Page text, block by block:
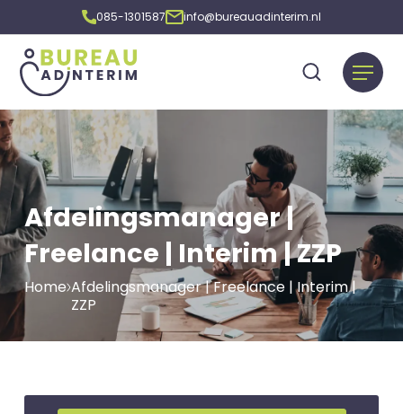
085-1301587 info@bureauadinterim.nl
Afdelingsmanager |
Freelance | Interim | ZZP
Home Afdelingsmanager | Freelance | Interim |
ZZP